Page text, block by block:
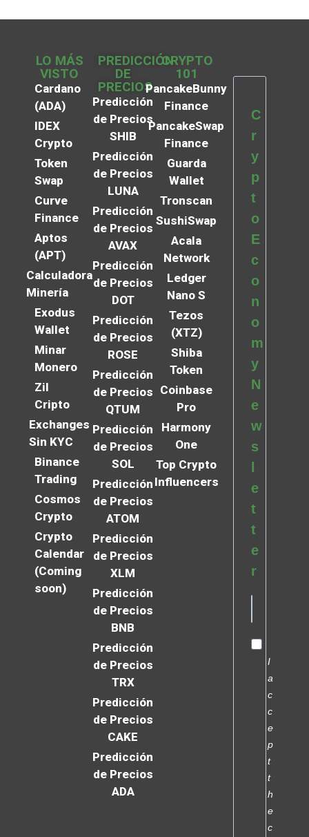
LO MÁS
VISTO
Cardano
(ADA)
IDEX
Crypto
Token
Swap
Curve
Finance
Aptos
(APT)
Calculadora
Minería
Exodus
Wallet
Minar
Monero
Zil
Cripto
Exchanges
Sin KYC
Binance
Trading
Cosmos
Crypto
Crypto
Calendar
(Coming
soon)
PREDICCIÓN
DE
PRECIOS
Predicción
de Precios
SHIB
Predicción
de Precios
LUNA
Predicción
de Precios
AVAX
Predicción
de Precios
DOT
Predicción
de Precios
ROSE
Predicción
de Precios
QTUM
Predicción
de Precios
SOL
Predicción
de Precios
ATOM
Predicción
de Precios
XLM
Predicción
de Precios
BNB
Predicción
de Precios
TRX
Predicción
de Precios
CAKE
Predicción
de Precios
ADA
CRYPTO
101
PancakeBunny
Finance
PancakeSwap
Finance
Guarda
Wallet
Tronscan
SushiSwap
Acala
Network
Ledger
Nano S
Tezos
(XTZ)
Shiba
Token
Coinbase
Pro
Harmony
One
Top Crypto
Influencers
C
r
y
p
t
o
E
c
o
n
o
m
y
N
e
w
s
e
t
t
e
r
I
a
c
c
e
p
t
t
h
e
c